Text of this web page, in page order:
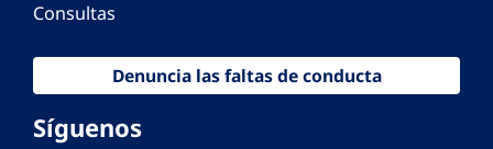
Consultas
Denuncia las faltas de conducta
Síguenos